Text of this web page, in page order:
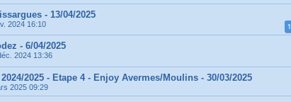
- 13/04/2025
2024 16:10 1
- 6/04/2025
2024 13:36
2025 - Etape 4 - Enjoy Avermes/Moulins - 30/03/2025
2025 09:29